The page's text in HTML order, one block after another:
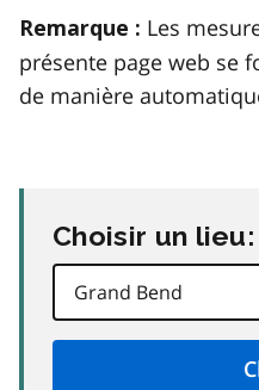
Remarque : Les
présente page web se
de manière
Choisir un lieu: